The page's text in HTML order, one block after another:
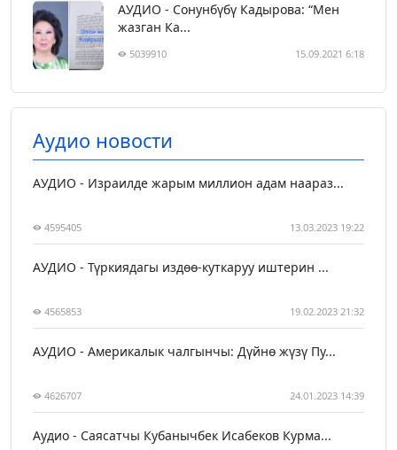
АУДИО - Сонунбүбү Кадырова: “Мен
жазган Ка...
5039910 15.09.2021 6:18
Аудио новости
АУДИО - Израилде жарым миллион адам наараз...
4595405 13.03.2023 19:22
АУДИО - Түркиядагы издөө-куткаруу иштерин ...
4565853 19.02.2023 21:32
АУДИО - Америкалык чалгынчы: Дүйнө жүзү Пу...
4626707 24.01.2023 14:39
Аудио - Саясатчы Кубанычбек Исабеков Курма...